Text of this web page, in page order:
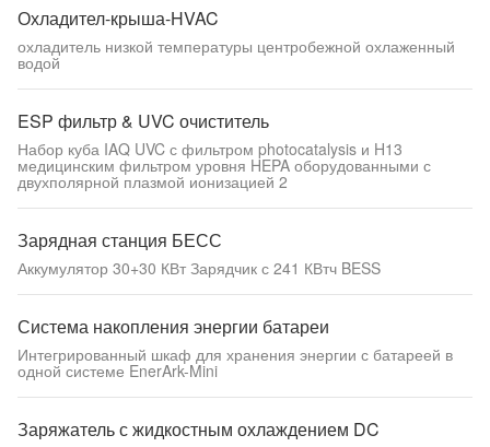
Охладител-крыша-HVAC
охладитель низкой температуры центробежной охлаженный
водой
ESP фильтр & UVC очиститель
Набор куба IAQ UVC с фильтром photocatalysis и H13
медицинским фильтром уровня HEPA оборудованными с
двухполярной плазмой ионизацией 2
Зарядная станция БЕСС
Аккумулятор 30+30 КВт Зарядчик с 241 КВтч BESS
Система накопления энергии батареи
Интегрированный шкаф для хранения энергии с батареей в
одной системе EnerArk-Mini
Заряжатель с жидкостным охлаждением DC